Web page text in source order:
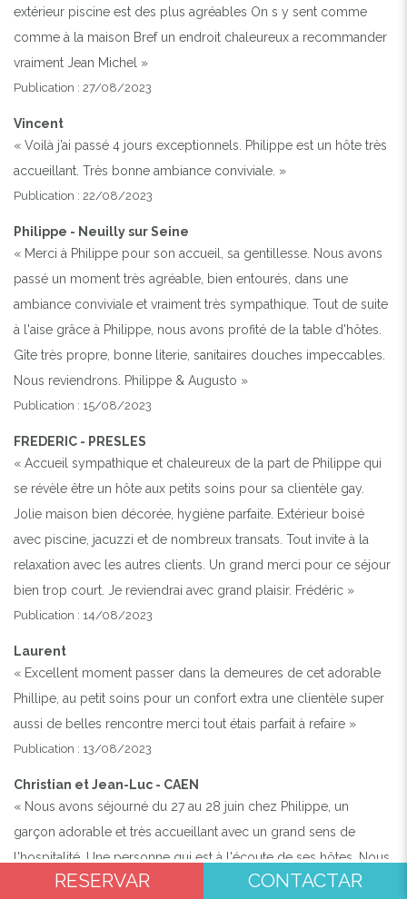
extérieur piscine est des plus agréables On s y sent comme
comme à la maison Bref un endroit chaleureux a recommander
vraiment Jean Michel »
Publication : 27/08/2023
Vincent
« Voilà j’ai passé 4 jours exceptionnels. Philippe est un hôte très
accueillant. Très bonne ambiance conviviale. »
Publication : 22/08/2023
Philippe - Neuilly sur Seine
« Merci à Philippe pour son accueil, sa gentillesse. Nous avons
passé un moment très agréable, bien entourés, dans une
ambiance conviviale et vraiment très sympathique. Tout de suite
à l'aise grâce à Philippe, nous avons profité de la table d'hôtes.
Gîte très propre, bonne literie, sanitaires douches impeccables.
Nous reviendrons. Philippe & Augusto »
Publication : 15/08/2023
FREDERIC - PRESLES
« Accueil sympathique et chaleureux de la part de Philippe qui
se révèle être un hôte aux petits soins pour sa clientèle gay.
Jolie maison bien décorée, hygiène parfaite. Extérieur boisé
avec piscine, jacuzzi et de nombreux transats. Tout invite à la
relaxation avec les autres clients. Un grand merci pour ce séjour
bien trop court. Je reviendrai avec grand plaisir. Frédéric »
Publication : 14/08/2023
Laurent
« Excellent moment passer dans la demeures de cet adorable
Phillipe, au petit soins pour un confort extra une clientèle super
aussi de belles rencontre merci tout étais parfait à refaire »
Publication : 13/08/2023
Christian et Jean-Luc - CAEN
« Nous avons séjourné du 27 au 28 juin chez Philippe, un
garçon adorable et très accueillant avec un grand sens de
l'hospitalité. Une personne qui est à l'écoute de ses hôtes. Nous
avons beaucoup apprécié notre court séjour et particulièrement
RESERVAR CONTACTAR